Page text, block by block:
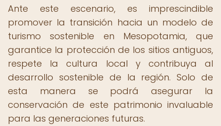
Ante este escenario, es imprescindible
promover la transición hacia un modelo de
turismo sostenible en Mesopotamia, que
garantice la protección de los sitios antiguos,
respete la cultura local y contribuya al
desarrollo sostenible de la región. Solo de
esta manera se podrá asegurar la
conservación de este patrimonio invaluable
para las generaciones futuras.